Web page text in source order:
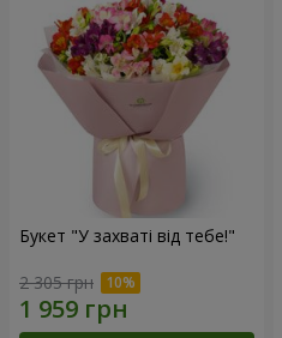
Букет "У захваті від тебе!"
2 305 грн